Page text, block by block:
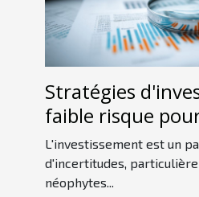
Stratégies
faible risque
débutants en
L'investissement est un
d'incertitudes,
néophytes...